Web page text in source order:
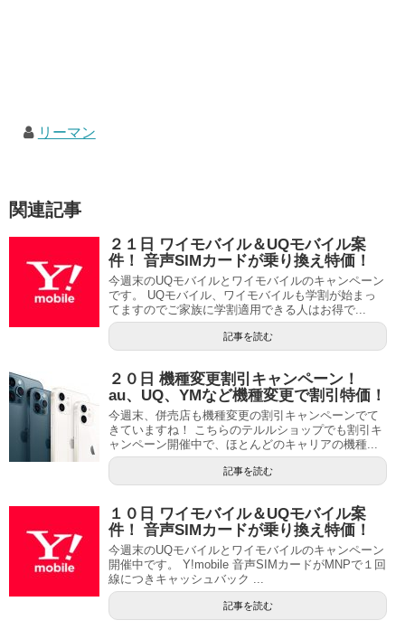
リーマン
関連記事
２１日 ワイモバイル＆UQモバイル案
件！ 音声SIMカードが乗り換え特価！
今週末のUQモバイルとワイモバイルのキャンペーン
です。 UQモバイル、ワイモバイルも学割が始まっ
てますのでご家族に学割適用できる人はお得で...
記事を読む
２０日 機種変更割引キャンペーン！
au、UQ、YMなど機種変更で割引特価！
今週末、併売店も機種変更の割引キャンペーンでて
きていますね！ こちらのテルルショップでも割引キ
ャンペーン開催中で、ほとんどのキャリアの機種...
記事を読む
１０日 ワイモバイル＆UQモバイル案
件！ 音声SIMカードが乗り換え特価！
今週末のUQモバイルとワイモバイルのキャンペーン
開催中です。 Y!mobile 音声SIMカードがMNPで１回
線につきキャッシュバック ...
記事を読む